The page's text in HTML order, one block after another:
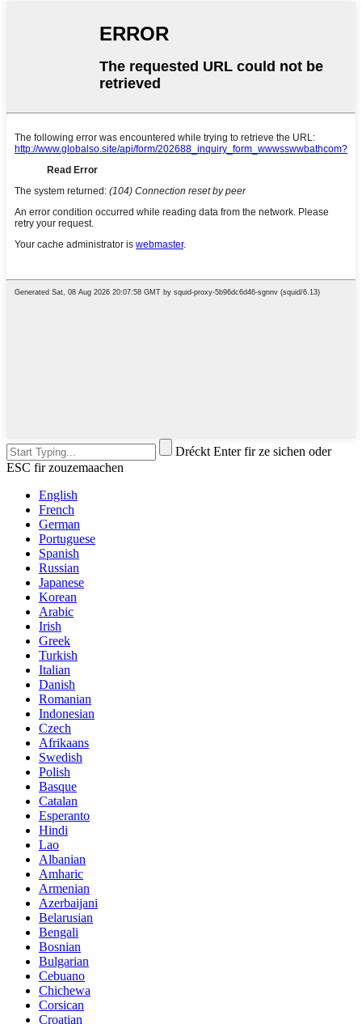
Dréckt Enter fir ze sichen oder
ESC fir zouzemaachen
English
French
German
Portuguese
Spanish
Russian
Japanese
Korean
Arabic
Irish
Greek
Turkish
Italian
Danish
Romanian
Indonesian
Czech
Afrikaans
Swedish
Polish
Basque
Catalan
Esperanto
Hindi
Lao
Albanian
Amharic
Armenian
Azerbaijani
Belarusian
Bengali
Bosnian
Bulgarian
Cebuano
Chichewa
Corsican
Croatian